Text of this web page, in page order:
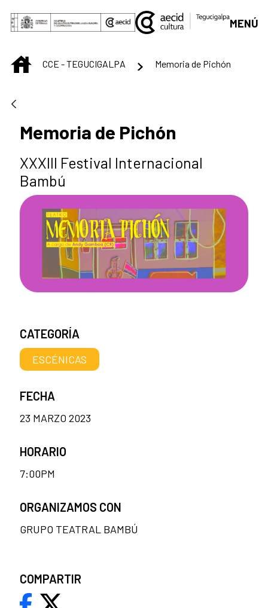
Saltar al contenido principal
MENÚ
INICIOCCE - TEGUCIGALPA Memoria de Pichón
Memoria de Pichón
XXXIII Festival Internacional
Bambú
CATEGORÍA
ESCÉNICAS
FECHA
23 MARZO 2023
HORARIO
7:00PM
ORGANIZAMOS CON
GRUPO TEATRAL BAMBÚ
COMPARTIR